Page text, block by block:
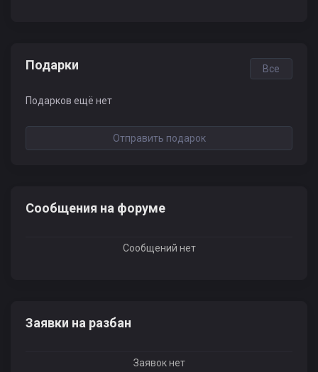
Подарки Все
Подарков ещё нет
Отправить подарок
Сообщения на форуме
Сообщений нет
Заявки на разбан
Заявок нет